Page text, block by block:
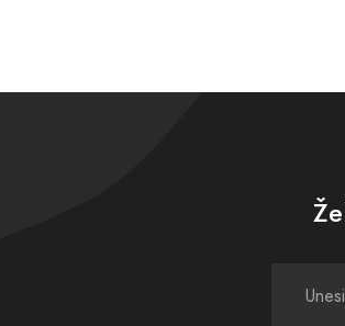
svaku
Naša
mirisa i